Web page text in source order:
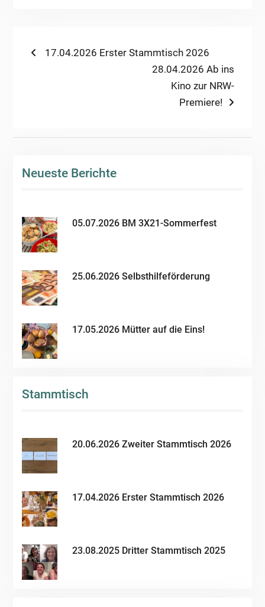
Beitragsnavigation
Previous
17.04.2026 Erster Stammtisch 2026
Next
post:
28.04.2026 Ab ins
Kino zur NRW-
Premiere!
Neueste Berichte
05.07.2026 BM 3X21-Sommerfest
25.06.2026 Selbsthilfeförderung
17.05.2026 Mütter auf die Eins!
Stammtisch
20.06.2026 Zweiter Stammtisch 2026
17.04.2026 Erster Stammtisch 2026
23.08.2025 Dritter Stammtisch 2025